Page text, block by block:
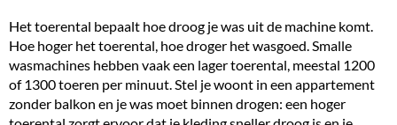
Het toerental bepaalt hoe droog je was uit de machine komt.
Hoe hoger het toerental, hoe droger het wasgoed. Smalle
wasmachines hebben vaak een lager toerental, meestal 1200
of 1300 toeren per minuut. Stel je woont in een appartement
zonder balkon en je was moet binnen drogen: een hoger